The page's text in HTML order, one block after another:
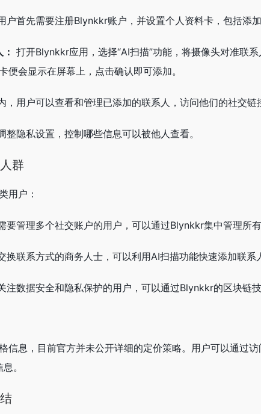
户首先需要注册Blynkkr账户，并设置个人资料卡，包括添加
打开Blynkkr应用，选择“AI扫描”功能，将摄像头对准联
便会显示在屏幕上，点击确认即可添加。
，用户可以查看和管理已添加的联系人，访问他们的社交链
整隐私设置，控制哪些信息可以被他人查看。
群
用户：
要管理多个社交账户的用户，可以通过Blynkkr集中管理所有
换联系方式的商务人士，可以利用AI扫描功能快速添加联系
注数据安全和隐私保护的用户，可以通过Blynkkr的区块链技
信息，目前官方并未公开详细的定价策略。用户可以通过
。